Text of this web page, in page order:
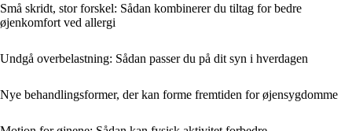
Små skridt, stor forskel: Sådan kombinerer du tiltag for bedre
øjenkomfort ved allergi
Undgå overbelastning: Sådan passer du på dit syn i hverdagen
Nye behandlingsformer, der kan forme fremtiden for øjensygdomme